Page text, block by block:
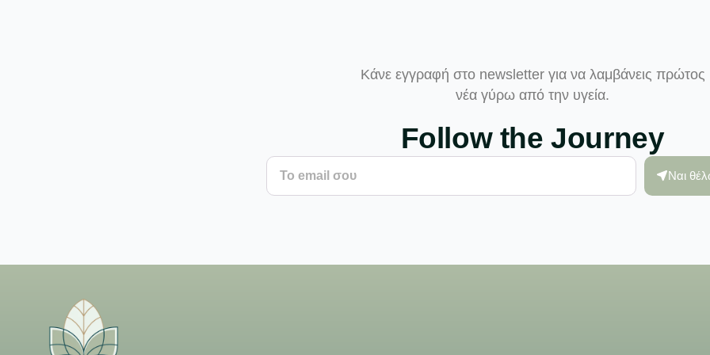
Κάνε εγγραφή στο newsletter για να λαμβάνεις πρώτος
νέα γύρω από την υγεία.
Follow the Journey
Ναι